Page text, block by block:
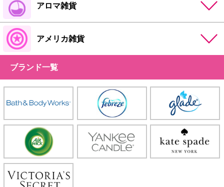
アロマ雑貨
アメリカ雑貨
ブランド一覧